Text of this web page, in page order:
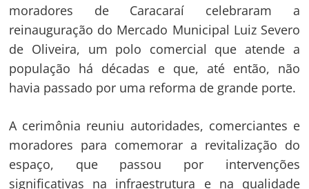
moradores de Caracaraí celebraram a
reinauguração do Mercado Municipal Luiz Severo
de Oliveira, um polo comercial que atende a
população há décadas e que, até então, não
havia passado por uma reforma de grande porte.
A cerimônia reuniu autoridades, comerciantes e
moradores para comemorar a revitalização do
espaço, que passou por intervenções
significativas na infraestrutura e na qualidade